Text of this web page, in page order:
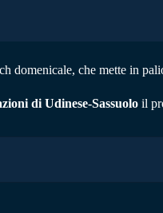
che mette in
di Udinese-Sassuolo il